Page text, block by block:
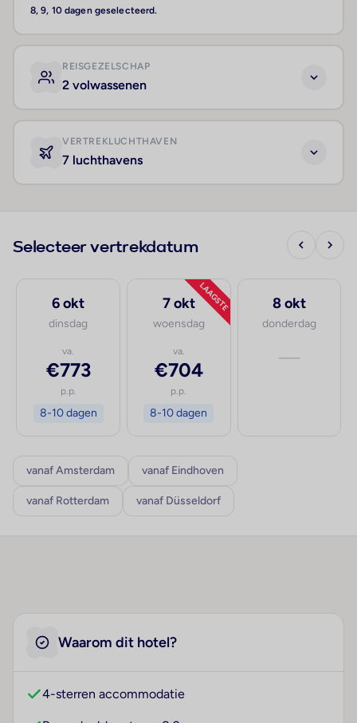
8, 9, 10 dagen geselecteerd.
REISGEZELSCHAP
2 volwassenen
VERTREKLUCHTHAVEN
7 luchthavens
Selecteer vertrekdatum
6 okt
dinsdag
va.
€773
p.p.
8-10 dagen
LAAGSTE
7 okt
woensdag
va.
€704
p.p.
8-10 dagen
8 okt
donderdag
—
vanaf Amsterdam vanaf Eindhoven
vanaf Rotterdam vanaf Düsseldorf
Waarom dit hotel?
4-sterren accommodatie